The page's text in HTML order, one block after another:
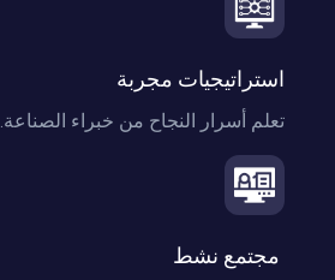
استراتيجيات مجربة
تعلم أسرار النجاح من خبراء الصناعة.